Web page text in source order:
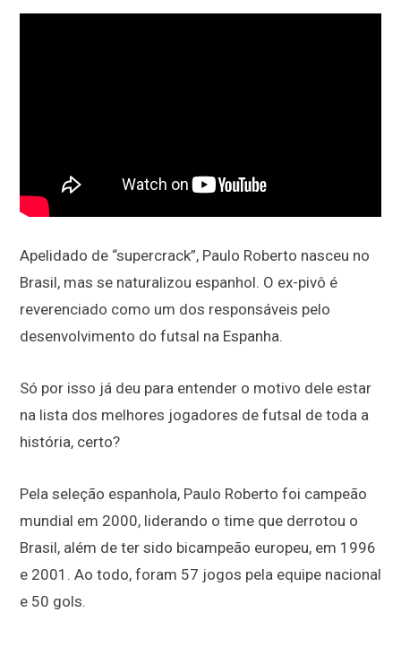
Apelidado de “supercrack”, Paulo Roberto nasceu no
Brasil, mas se naturalizou espanhol. O ex-pivô é
reverenciado como um dos responsáveis pelo
desenvolvimento do futsal na Espanha.
Só por isso já deu para entender o motivo dele estar
na lista dos melhores jogadores de futsal de toda a
história, certo?
Pela seleção espanhola, Paulo Roberto foi campeão
mundial em 2000, liderando o time que derrotou o
Brasil, além de ter sido bicampeão europeu, em 1996
e 2001. Ao todo, foram 57 jogos pela equipe nacional
e 50 gols.